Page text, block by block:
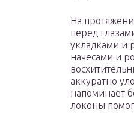
На
перед
укладками и
начесами и
аккуратно
напоминает
локоны